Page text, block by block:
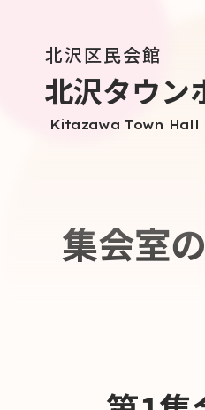
北沢区民会館
北沢タウン
Kitazawa Town Hall
集会室